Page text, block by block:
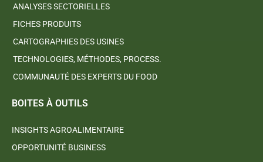
ANALYSES SECTORIELLES
FICHES PRODUITS
CARTOGRAPHIES DES USINES
TECHNOLOGIES, MÉTHODES, PROCESS.
COMMUNAUTÉ DES EXPERTS DU FOOD
BOITES À OUTILS
INSIGHTS AGROALIMENTAIRE
OPPORTUNITÉ BUSINESS